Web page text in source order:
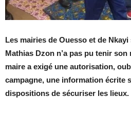
Les mairies de Ouesso et de
Mathias Dzon n’a pas pu tenir son
maire a exigé une autorisation,
campagne, une information écrite
dispositions de sécuriser les lieux.